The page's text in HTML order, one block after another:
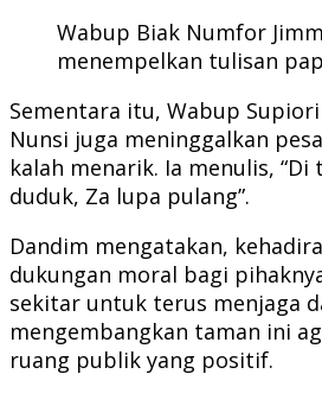
Wabup Biak Numfor
menempelkan tulisan
Sementara itu, Wabup
Nunsi juga meninggalkan
kalah menarik. Ia menulis, “Di
duduk, Za lupa pulang”.
Dandim mengatakan,
dukungan moral bagi
sekitar untuk terus menjaga
mengembangkan taman ini
ruang publik yang positif.